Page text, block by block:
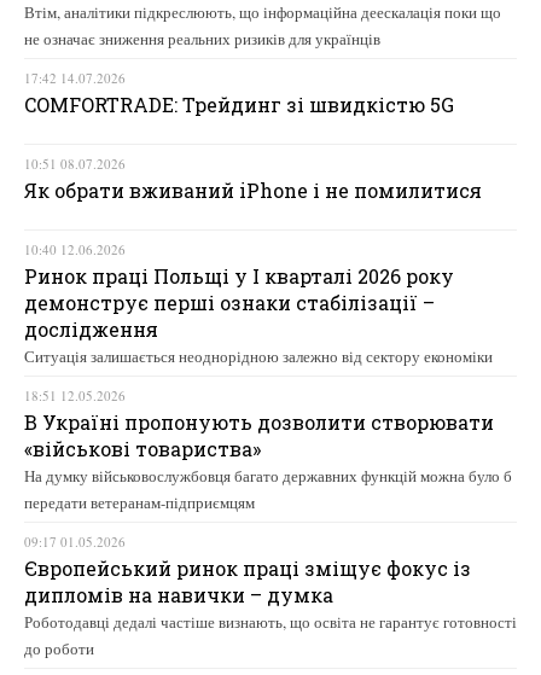
Втім, аналітики підкреслюють, що інформаційна деескалація поки що
не означає зниження реальних ризиків для українців
17:42 14.07.2026
COMFORTRADE: Трейдинг зі швидкістю 5G
10:51 08.07.2026
Як обрати вживаний iPhone і не помилитися
10:40 12.06.2026
Ринок праці Польщі у І кварталі 2026 року
демонструє перші ознаки стабілізації –
дослідження
Ситуація залишається неоднорідною залежно від сектору економіки
18:51 12.05.2026
В Україні пропонують дозволити створювати
«військові товариства»
На думку військовослужбовця багато державних функцій можна було б
передати ветеранам-підприємцям
09:17 01.05.2026
Європейський ринок праці зміщує фокус із
дипломів на навички – думка
Роботодавці дедалі частіше визнають, що освіта не гарантує готовності
до роботи